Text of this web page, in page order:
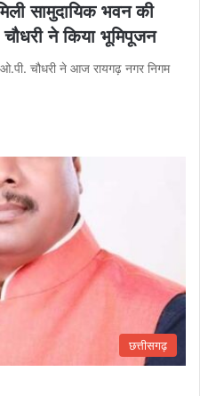
सामुदायिक भवन की
चौधरी ने किया भूमिपूजन
ओ.पी. चौधरी ने आज रायगढ़ नगर निगम
छत्तीसगढ़